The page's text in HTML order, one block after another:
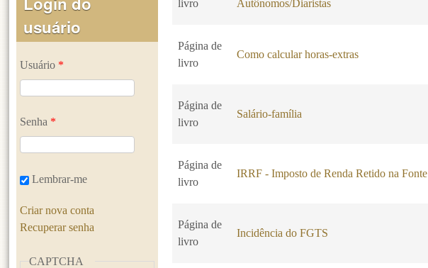
livro
Autônomos/Diaristas
Página de
livro
Como calcular horas-extras
Página de
livro
Salário-família
Página de
livro
IRRF - Imposto de Renda Retido na Fonte
Página de
livro
Incidência do FGTS
usuário
Usuário *
Senha *
Lembrar-me
Criar nova conta
Recuperar senha
CAPTCHA